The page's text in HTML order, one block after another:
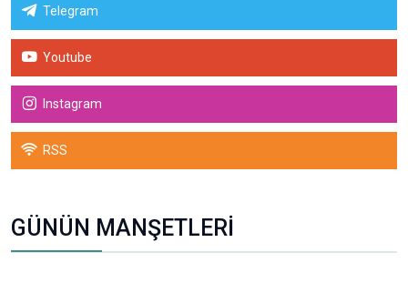
Telegram
Youtube
Instagram
RSS
GÜNÜN MANŞETLERİ